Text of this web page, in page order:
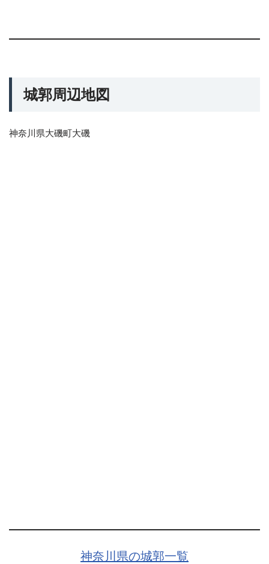
城郭周辺地図
神奈川県大磯町大磯
神奈川県の城郭一覧